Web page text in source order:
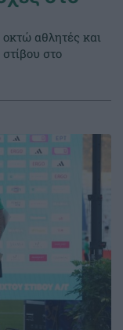
αθλητές και
στο